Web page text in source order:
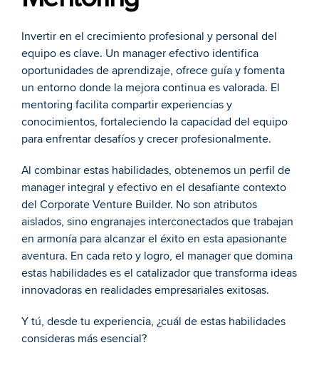
Invertir en el crecimiento profesional y personal del
equipo es clave. Un manager efectivo identifica
oportunidades de aprendizaje, ofrece guía y fomenta
un entorno donde la mejora continua es valorada. El
mentoring facilita compartir experiencias y
conocimientos, fortaleciendo la capacidad del equipo
para enfrentar desafíos y crecer profesionalmente.
Al combinar estas habilidades, obtenemos un perfil de
manager integral y efectivo en el desafiante contexto
del Corporate Venture Builder. No son atributos
aislados, sino engranajes interconectados que trabajan
en armonía para alcanzar el éxito en esta apasionante
aventura. En cada reto y logro, el manager que domina
estas habilidades es el catalizador que transforma ideas
innovadoras en realidades empresariales exitosas.
Y tú, desde tu experiencia, ¿cuál de estas habilidades
consideras más esencial?